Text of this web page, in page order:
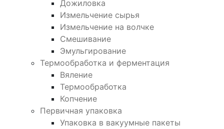
Дожиловка
Измельчение сырья
Измельчение на волчке
Смешивание
Эмульгирование
Термообработка и ферментация
Вяление
Термообработка
Копчение
Первичная упаковка
Упаковка в вакуумные пакеты